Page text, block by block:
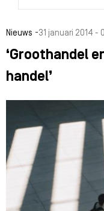
Nieuws -31 januari 2014 -
‘Groothandel
handel’